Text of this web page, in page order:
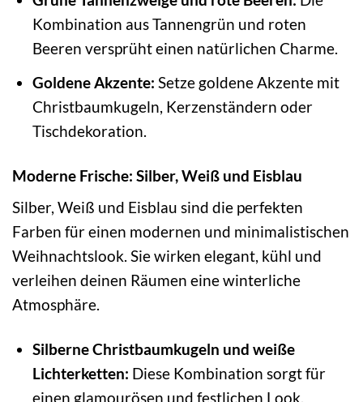
Kombination aus Tannengrün und roten
Beeren versprüht einen natürlichen Charme.
Goldene Akzente: Setze goldene Akzente mit
Christbaumkugeln, Kerzenständern oder
Tischdekoration.
Moderne Frische: Silber, Weiß und Eisblau
Silber, Weiß und Eisblau sind die perfekten
Farben für einen modernen und minimalistischen
Weihnachtslook. Sie wirken elegant, kühl und
verleihen deinen Räumen eine winterliche
Atmosphäre.
Silberne Christbaumkugeln und weiße
Lichterketten: Diese Kombination sorgt für
einen glamourösen und festlichen Look.